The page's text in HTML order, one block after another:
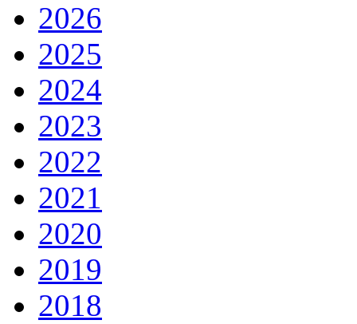
2026
2025
2024
2023
2022
2021
2020
2019
2018